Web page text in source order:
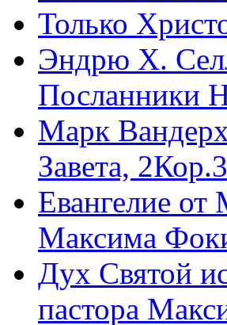
Только
Эндрю Х.
Посланники
Марк
Завета,
Евангелие от
Максима
Дух Святой
пастора